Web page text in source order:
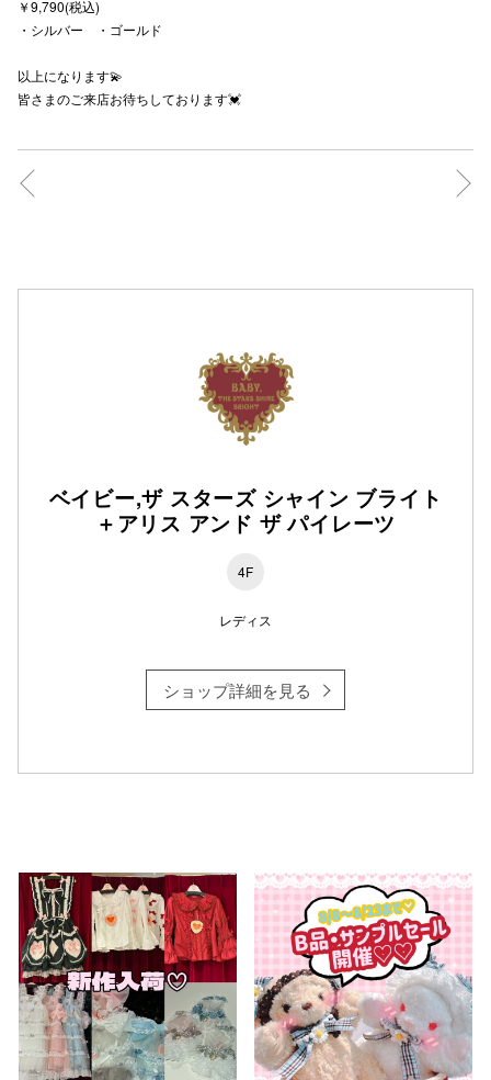
￥9,790(税込)
・シルバー ・ゴールド
以上になります💫
皆さまのご来店お待ちしております💓
ベイビー,ザ スターズ シャイン ブライト
＋アリス アンド ザ パイレーツ
4F
レディス
ショップ詳細を見る
仙台フォ